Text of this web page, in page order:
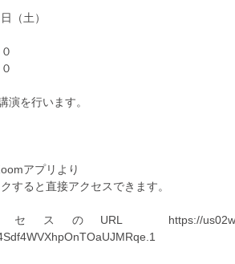
（土）
を行います。
アプリより
すると直接アクセスできます。
URL https://